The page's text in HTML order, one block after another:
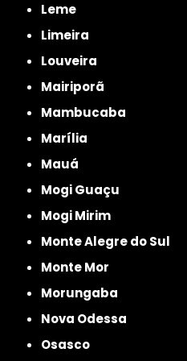
Leme
Limeira
Louveira
Mairiporã
Mambucaba
Marília
Mauá
Mogi Guaçu
Mogi Mirim
Monte Alegre do Sul
Monte Mor
Morungaba
Nova Odessa
Osasco